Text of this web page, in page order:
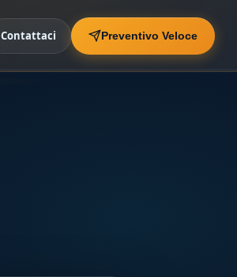
Contattaci Preventivo Veloce